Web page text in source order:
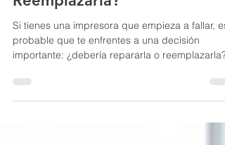
¿Vale la Pena Reparar tu
Impresora o es Mejor
Reemplazarla?
Si tienes una impresora que empieza a fallar, es